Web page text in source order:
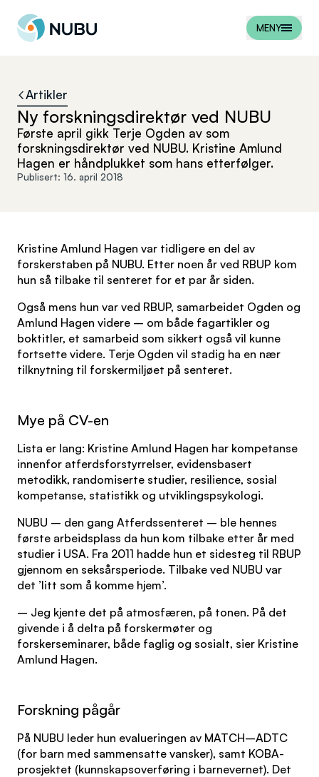
Til forsiden
MENY
Artikler
Ny forskningsdirektør ved NUBU
Første april gikk Terje Ogden av som
forskningsdirektør ved NUBU. Kristine Amlund
Hagen er håndplukket som hans etterfølger.
Publisert: 16. april 2018
Kristine Amlund Hagen var tidligere en del av
forskerstaben på NUBU. Etter noen år ved RBUP kom
hun så tilbake til senteret for et par år siden.
Også mens hun var ved RBUP, samarbeidet Ogden og
Amlund Hagen videre – om både fagartikler og
boktitler, et samarbeid som sikkert også vil kunne
fortsette videre. Terje Ogden vil stadig ha en nær
tilknytning til forskermiljøet på senteret.
Mye på CV-en
Lista er lang: Kristine Amlund Hagen har kompetanse
innenfor atferdsforstyrrelser, evidensbasert
metodikk, randomiserte studier, resilience, sosial
kompetanse, statistikk og utviklingspsykologi.
NUBU – den gang Atferdssenteret – ble hennes
første arbeidsplass da hun kom tilbake etter år med
studier i USA. Fra 2011 hadde hun et sidesteg til RBUP
gjennom en seksårsperiode. Tilbake ved NUBU var
det ’litt som å komme hjem’.
– Jeg kjente det på atmosfæren, på tonen. På det
givende i å delta på forskermøter og
forskerseminarer, både faglig og sosialt, sier Kristine
Amlund Hagen.
Forskning pågår
På NUBU leder hun evalueringen av MATCH–ADTC
(for barn med sammensatte vansker), samt KOBA-
prosjektet (kunnskapsoverføring i barnevernet). Det